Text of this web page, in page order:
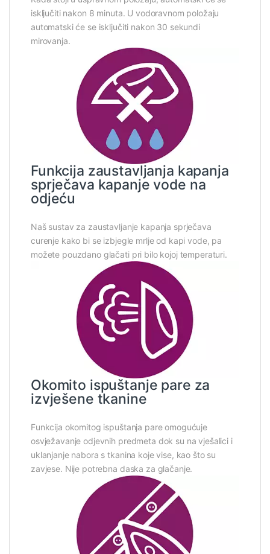
isključiti nakon 8 minuta. U vodoravnom položaju
automatski će se isključiti nakon 30 sekundi
mirovanja.
Funkcija zaustavljanja kapanja
sprječava kapanje vode na
odjeću
Naš sustav za zaustavljanje kapanja sprječava
curenje kako bi se izbjegle mrlje od kapi vode, pa
možete pouzdano glačati pri bilo kojoj temperaturi.
Okomito ispuštanje pare za
izvješene tkanine
Funkcija okomitog ispuštanja pare omogućuje
osvježavanje odjevnih predmeta dok su na vješalici i
uklanjanje nabora s tkanina koje vise, kao što su
zavjese. Nije potrebna daska za glačanje.